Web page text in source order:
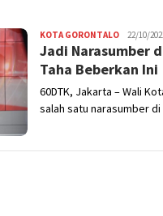
KOTA GORONTALO Hendra
Usman
22/10/
Jadi Narasumber
Taha Beberkan Ini
60DTK, Jakarta – Wali
salah satu narasumber